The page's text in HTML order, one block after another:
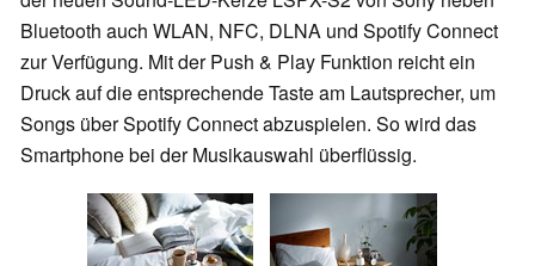
Bluetooth auch WLAN, NFC, DLNA und Spotify Connect
zur Verfügung. Mit der Push & Play Funktion reicht ein
Druck auf die entsprechende Taste am Lautsprecher, um
Songs über Spotify Connect abzuspielen. So wird das
Smartphone bei der Musikauswahl überflüssig.